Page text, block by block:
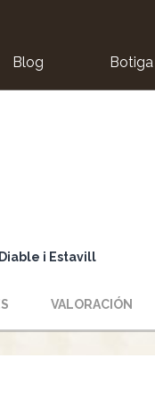
Blog Botiga
i Estavill
VALORACIÓN